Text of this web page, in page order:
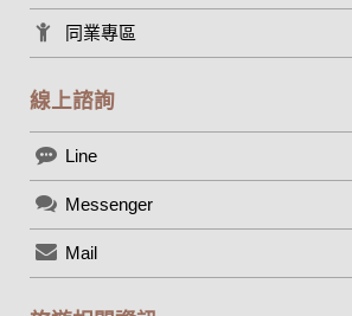
當您註冊成功，並登入使用我們的服務後
料。註冊時，本網站取得您的姓名、電話、
號、電子郵件、出生日期、性別、行業等
成功，並登入使用我們的服務後，本網站
其他除了上述，會保留您在上網瀏覽或查詢
生的相關記錄，包括您使用連線設備的 IP
用的瀏覽器、瀏覽及點選資料紀錄等。本
的瀏覽器予以標示，歸納使用者瀏覽器在
網頁，除非您願意告知您的個人資料，否
將此項記錄和您對應。請您注意，在本網
商，或與連結本網站，也可能蒐集您個人
提供的個人資訊，這些廣告廠商、或連結
同業專區
線上諮詢
Line
Messenger
Mail